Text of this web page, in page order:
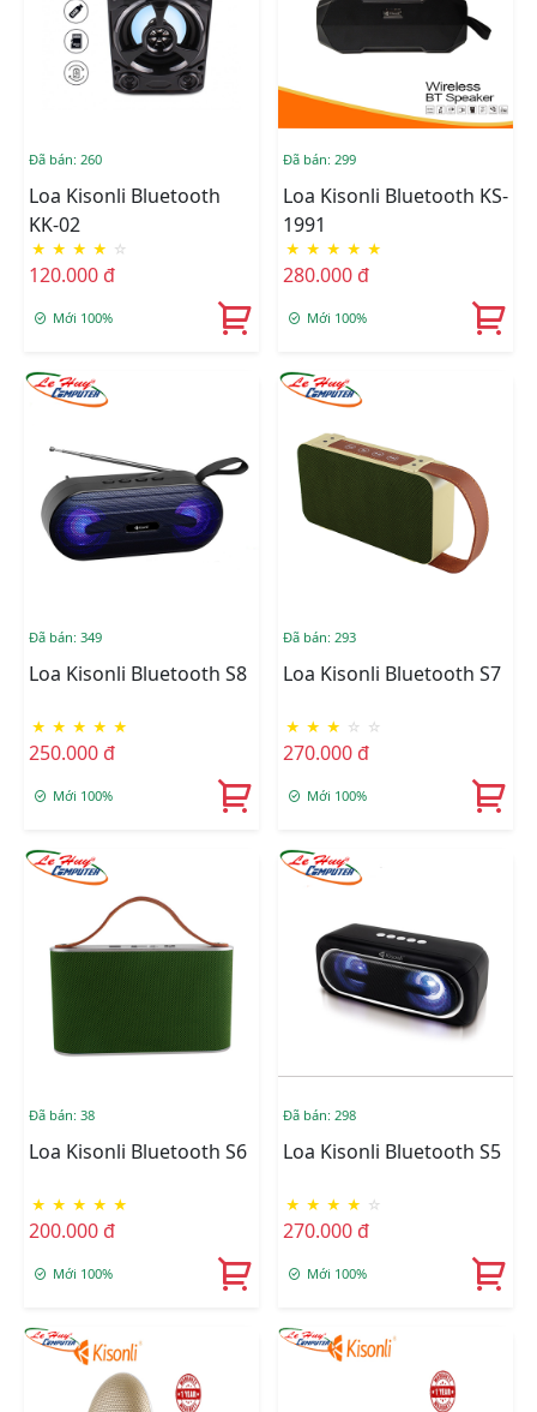
Đã bán: 260
Loa Kisonli Bluetooth
KK-02
★ ★ ★ ★ ☆
120.000 đ
Mới 100%
Đã bán: 299
Loa Kisonli Bluetooth KS-
1991
★ ★ ★ ★ ★
280.000 đ
Mới 100%
Đã bán: 349
Loa Kisonli Bluetooth S8
★ ★ ★ ★ ★
250.000 đ
Mới 100%
Đã bán: 293
Loa Kisonli Bluetooth S7
★ ★ ★ ☆ ☆
270.000 đ
Mới 100%
Đã bán: 38
Loa Kisonli Bluetooth S6
★ ★ ★ ★ ★
200.000 đ
Mới 100%
Đã bán: 298
Loa Kisonli Bluetooth S5
★ ★ ★ ★ ☆
270.000 đ
Mới 100%